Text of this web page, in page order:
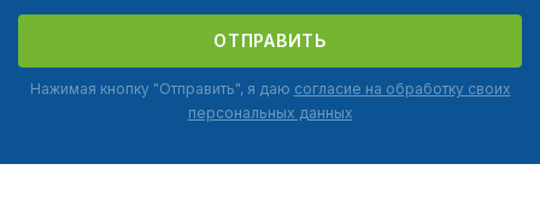
ОТПРАВИТЬ
Нажимая кнопку "Отправить", я даю согласие на обработку своих
персональных данных